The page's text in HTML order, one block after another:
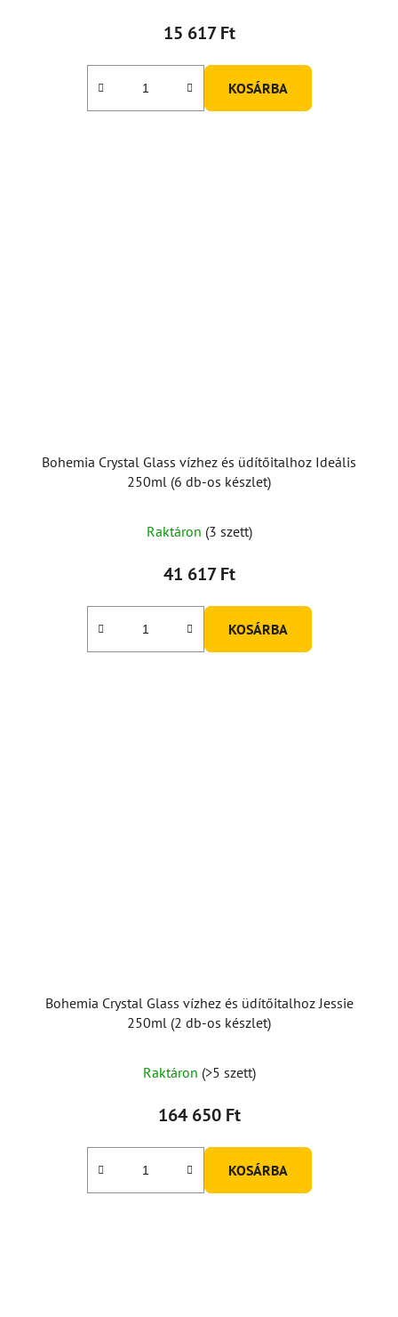
15 617 Ft
KOSÁRBA
Bohemia Crystal Glass vízhez és üdítőitalhoz Ideális
250ml (6 db-os készlet)
Raktáron (3 szett)
41 617 Ft
KOSÁRBA
Bohemia Crystal Glass vízhez és üdítőitalhoz Jessie
250ml (2 db-os készlet)
Raktáron (>5 szett)
164 650 Ft
KOSÁRBA